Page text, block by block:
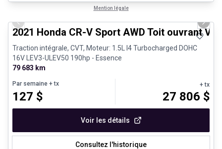
Mention légale
Previous slide Next
2021 Honda CR-V Sport AWD Toit ouvrant
Traction intégrale, CVT, Moteur: 1.5L I4 Turbocharged DOHC
16V LEV3-ULEV50 190hp - Essence
79 683 km
Par semaine + tx
127 $
+ tx
27 806 $
Voir les détails
Consultez l'historique